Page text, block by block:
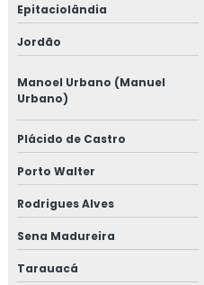
Epitaciolândia
Jordão
Manoel Urbano (Manuel
Urbano)
Plácido de Castro
Porto Walter
Rodrigues Alves
Sena Madureira
Tarauacá